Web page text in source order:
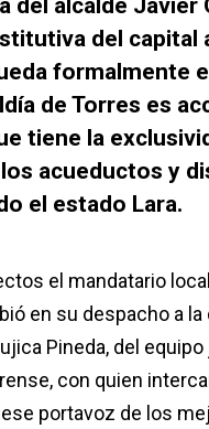
del capital
formalmente
de Torres es
tiene la
acueductos y
el estado Lara.
el mandatario
en su despacho a
Pineda, del
con quien
portavoz de los